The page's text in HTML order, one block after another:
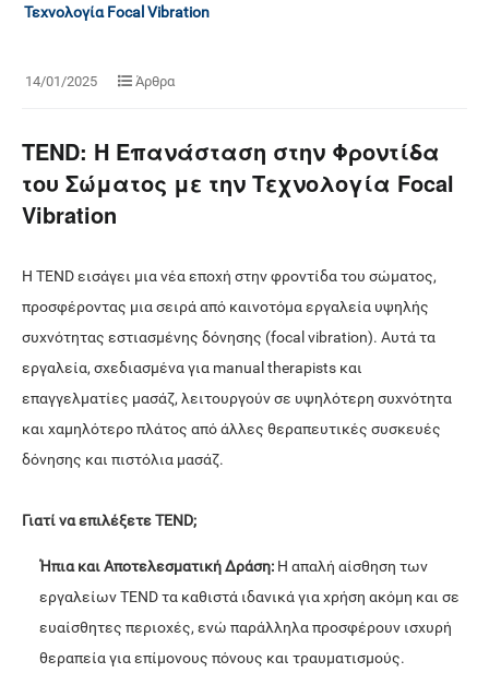
Τεχνολογία Focal Vibration
14/01/2025 Άρθρα
TEND: Η Επανάσταση στην Φροντίδα
του Σώματος με την Τεχνολογία Focal
Vibration
Η TEND εισάγει μια νέα εποχή στην φροντίδα του σώματος,
προσφέροντας μια σειρά από καινοτόμα εργαλεία υψηλής
συχνότητας εστιασμένης δόνησης (focal vibration). Αυτά τα
εργαλεία, σχεδιασμένα για manual therapists και
επαγγελματίες μασάζ, λειτουργούν σε υψηλότερη συχνότητα
και χαμηλότερο πλάτος από άλλες θεραπευτικές συσκευές
δόνησης και πιστόλια μασάζ.
Γιατί να επιλέξετε TEND;
Ήπια και Αποτελεσματική Δράση: Η απαλή αίσθηση των
εργαλείων TEND τα καθιστά ιδανικά για χρήση ακόμη και σε
ευαίσθητες περιοχές, ενώ παράλληλα προσφέρουν ισχυρή
θεραπεία για επίμονους πόνους και τραυματισμούς.